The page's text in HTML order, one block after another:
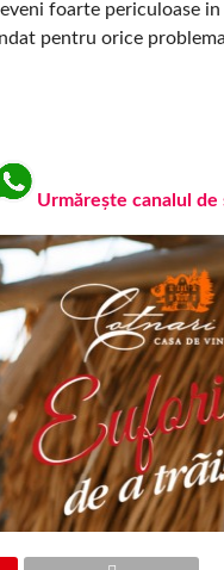
foarte periculoase
pentru orice
Urmărește canalul